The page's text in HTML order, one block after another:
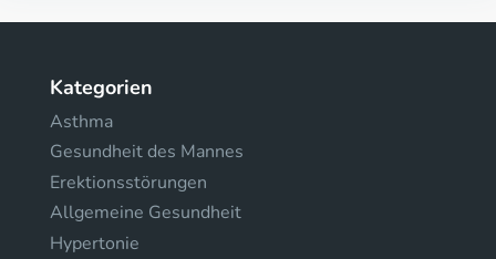
Kategorien
Asthma
Gesundheit des Mannes
Erektionsstörungen
Allgemeine Gesundheit
Hypertonie